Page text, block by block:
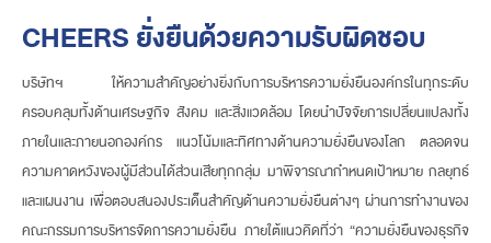
CHEERSยั่งยืนด้วยความรับผิดชอบ
บริษัทฯ ให้ความสำคัญอย่างยิ่งกับการบริหารความยั่งยืนองค์กรในทุกระดับ
ครอบคลุมทั้งด้านเศรษฐกิจ สังคม และสิ่งแวดล้อม โดยนำปัจจัยการเปลี่ยนแปลงทั้ง
ภายในและภายนอกองค์กร แนวโน้มและทิศทางด้านความยั่งยืนของโลก ตลอดจน
ความคาดหวังของผู้มีส่วนได้ส่วนเสียทุกกลุ่ม มาพิจารณากำหนดเป้าหมาย กลยุทธ์
และแผนงาน เพื่อตอบสนองประเด็นสำคัญด้านความยั่งยืนต่างๆ ผ่านการทำงานของ
คณะกรรมการบริหารจัดการความยั่งยืน ภายใต้แนวคิดที่ว่า “ความยั่งยืนของธุรกิจ